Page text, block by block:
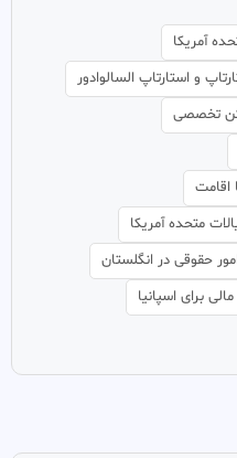
آمریکا
و استارتاپ السالوادور
تخصصی
اقامت
متحده آمریکا
حقوقی در انگلستان
برای اسپانیا